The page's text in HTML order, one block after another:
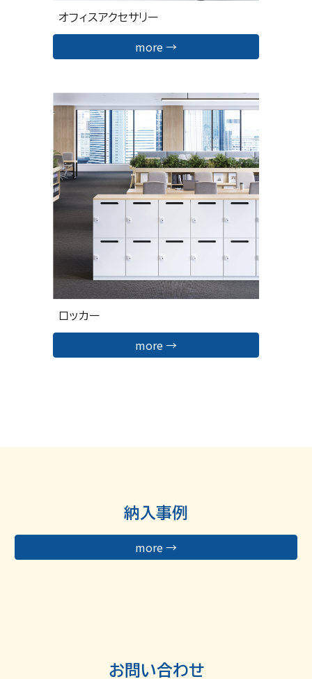
オフィスアクセサリー
more →
ロッカー
more →
納入事例
more →
お問い合わせ